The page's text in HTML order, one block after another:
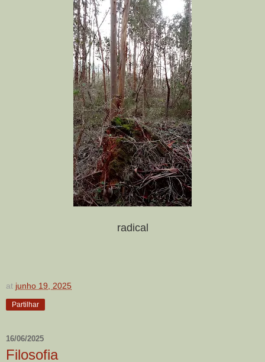
radical
at junho 19, 2025
Partilhar
16/06/2025
Filosofia